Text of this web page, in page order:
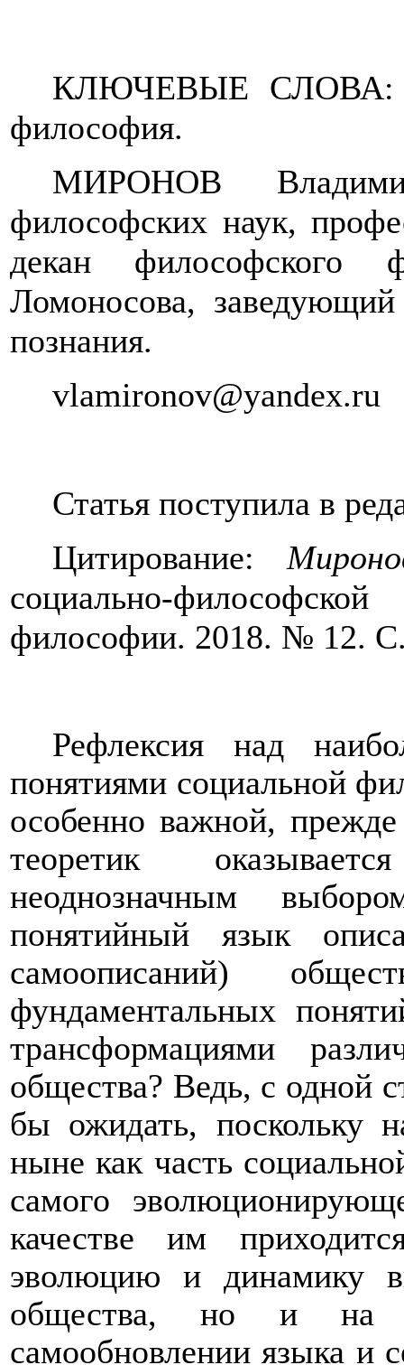
КЛЮЧЕВЫЕ
философия.
МИРОНОВ
философских наук,
декан
Ломоносова,
познания.
vlamironov@yandex.ru
Статья поступила в
Цитирование:
социально-
философии. 2018. № 12.
Рефлексия над
понятиями социальной
особенно важной,
теоретик
неоднозначным
понятийный язык
самоописаний)
фундаментальных
трансформациями
общества? Ведь, с одной
бы ожидать, поскольку
ныне как часть
самого
качестве им
эволюцию и динамику
общества, но и
самообновлении языка и